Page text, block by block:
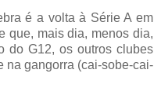
é a volta à Série A em
que, mais dia, menos dia,
do G12, os outros clubes
na gangorra (cai-sobe-cai-